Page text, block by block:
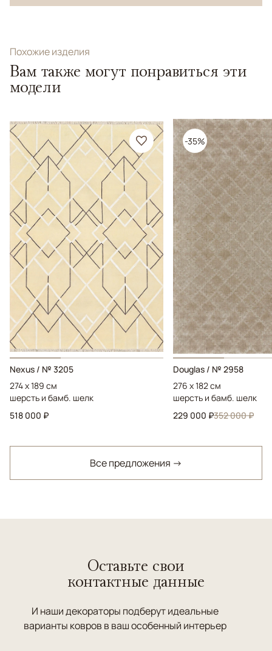
Похожие изделия
Вам также могут понравиться эти
модели
Nexus / № 3205
274 x 189 см
шерсть и бамб. шелк
518 000 ₽
-35%
Douglas / № 2958
276 x 182 см
шерсть и бамб. шелк
229 000 ₽352 000 ₽
Все предложения →
Оставьте свои
контактные данные
И наши декораторы подберут идеальные
варианты ковров в ваш особенный интерьер